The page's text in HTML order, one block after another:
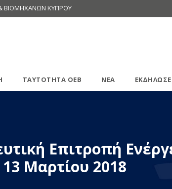
ΒΙΟΜΗΧΑΝΩΝ ΚΥΠΡΟΥ
ΤΑΥΤΟΤΗΤΑ ΟΕΒ ΝΕΑ
Επιτροπή
Μαρτίου 2018